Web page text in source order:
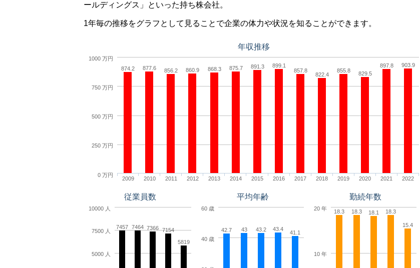
ールディングス」といった持ち株会社。
1年毎の推移をグラフとして見ることで企業の体力や状況を知ることができます。
年収推移
874.2 877.6 856.2 860.9 868.3 875.7 891.3
899.1
857.8
822.4
855.8 829.5
897.8 903.9
2009 2010 2011 2012 2013 2014 2015 2016 2017 2018 2019 2020 2021 2022
0 万円
250 万円
500 万円
750 万円
1000 万円
従業員数
7457 7464 7366 7154
5819
5000 人
7500 人
10000 人
平均年齢
42.7 43 43.2 43.4
41.1
40 歳
60 歳
勤続年数
18.3 18.3 18.1 18.3
15.4
10 年
20 年